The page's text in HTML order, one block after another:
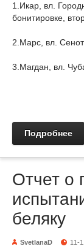
1.Икар, вл.
бонитировке,
2.Марс, вл.
3.Магдан, вл.
Подробнее
Отчет о
беляку
SvetlanaD 11-